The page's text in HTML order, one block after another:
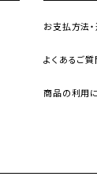
お支払方法
よくあるご質
商品の利用